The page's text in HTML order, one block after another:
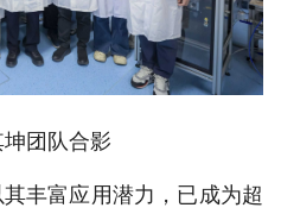
团队合影
丰富应用潜力，已成为超